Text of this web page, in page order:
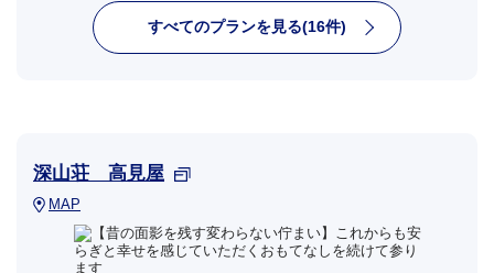
すべてのプランを見る(16件)
深山荘 高見屋
MAP